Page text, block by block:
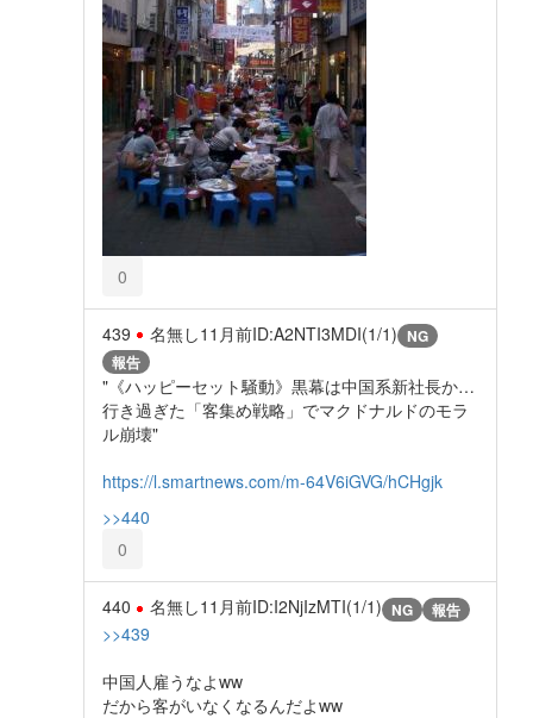
0
439 名無し11月前ID:A2NTI3MDI(1/1) NG
報告
"《ハッピーセット騒動》黒幕は中国系新社長か…
行き過ぎた「客集め戦略」でマクドナルドのモラ
ル崩壊"
https://l.smartnews.com/m-64V6iGVG/hCHgjk
>>440
0
440 名無し11月前ID:I2NjIzMTI(1/1) NG 報告
>>439
中国人雇うなよww
だから客がいなくなるんだよww